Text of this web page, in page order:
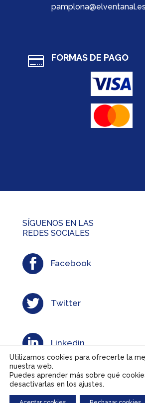
pamplona@elventanal.es
 FORMAS DE PAGO
SÍGUENOS EN LAS
REDES SOCIALES
 Facebook
 Twitter
 Linkedin
 Instagram
Utilizamos cookies para ofrecerte la
nuestra web.
Puedes aprender más sobre qué
desactivarlas en los ajustes.